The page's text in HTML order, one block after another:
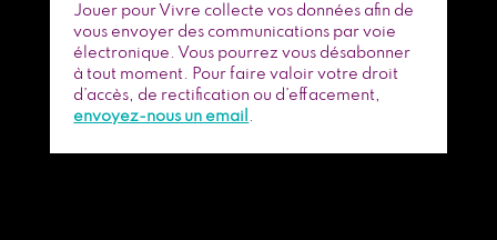
Jouer pour Vivre collecte vos données afin de
vous envoyer des communications par voie
électronique. Vous pourrez vous désabonner
à tout moment. Pour faire valoir votre droit
d’accès, de rectification ou d’effacement,
envoyez-nous un email .